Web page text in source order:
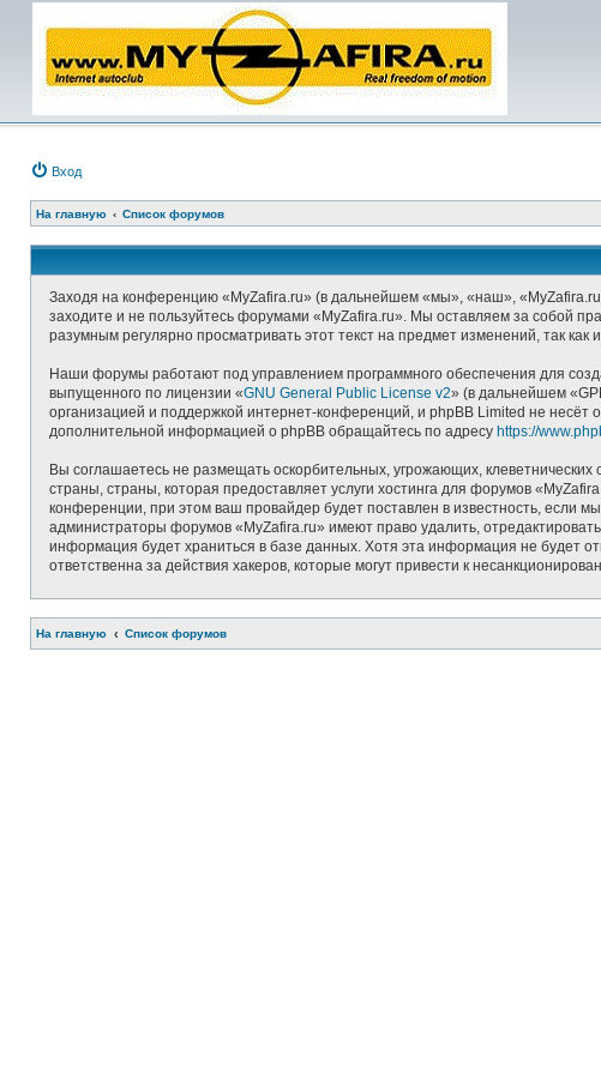
Вход
На главную Список форумов
Заходя на конференцию «MyZafira.ru» (в дальнейшем «мы», «наш»,
заходите и не пользуйтесь форумами «MyZafira.ru». Мы оставляем за собой
разумным регулярно просматривать этот текст на предмет изменений, так
Наши форумы работают под управлением программного обеспечения для
выпущенного по лицензии «GNU General Public License v2» (в дальнейшем
организацией и поддержкой интернет-конференций, и phpBB Limited не несёт
дополнительной информацией о phpBB обращайтесь по адресу https://
Вы соглашаетесь не размещать оскорбительных, угрожающих,
страны, страны, которая предоставляет услуги хостинга для форумов
конференции, при этом ваш провайдер будет поставлен в известность, если
администраторы форумов «MyZafira.ru» имеют право удалить,
информация будет храниться в базе данных. Хотя эта информация не будет
ответственна за действия хакеров, которые могут привести к
На главную Список форумов